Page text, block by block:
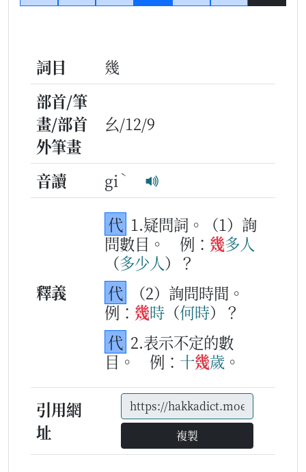
詞目
幾
部首/筆
畫/部首
外筆畫
幺/12/9
音讀 gi ˋ
釋義
代 1.疑問詞。（1）詢
問數目。
例： 幾多人
（多少人）？
代
（2）詢問時間。
例： 幾時 （何時）？
代 2.表示不定的數
目。
例： 十幾歲 。
引用網
址
複製